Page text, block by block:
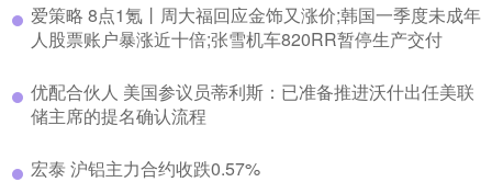
爱策略 8点1氪丨周大福回应金饰又涨价;韩国一季度未成年
人股票账户暴涨近十倍;张雪机车820RR暂停生产交付
优配合伙人 美国参议员蒂利斯：已准备推进沃什出任美联
储主席的提名确认流程
宏泰 沪铝主力合约收跌0.57%